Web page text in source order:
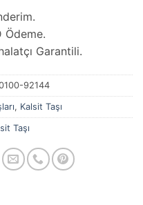
Ödeme.
Garantili.
92144
, Kalsit Taşı
Taşı